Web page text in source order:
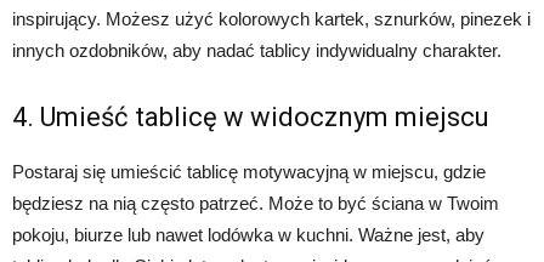
inspirujący. Możesz użyć kolorowych kartek, sznurków, pinezek i
innych ozdobników, aby nadać tablicy indywidualny charakter.
4. Umieść tablicę w widocznym miejscu
Postaraj się umieścić tablicę motywacyjną w miejscu, gdzie
będziesz na nią często patrzeć. Może to być ściana w Twoim
pokoju, biurze lub nawet lodówka w kuchni. Ważne jest, aby